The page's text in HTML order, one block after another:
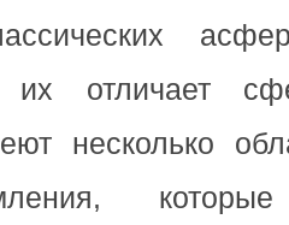
отличает
несколько